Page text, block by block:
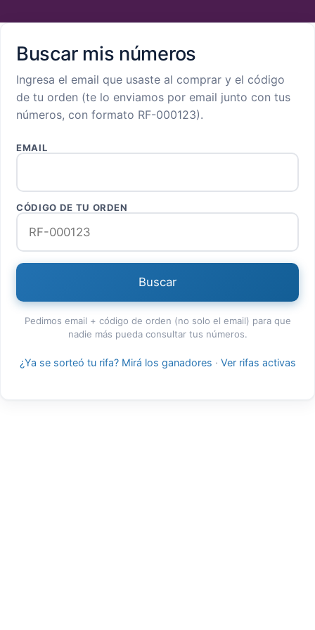
Buscar mis números
Ingresa el email que usaste al comprar y el código
de tu orden (te lo enviamos por email junto con tus
números, con formato RF-000123).
EMAIL
CÓDIGO DE TU ORDEN
Buscar
Pedimos email + código de orden (no solo el email) para que
nadie más pueda consultar tus números.
¿Ya se sorteó tu rifa? Mirá los ganadores · Ver rifas activas